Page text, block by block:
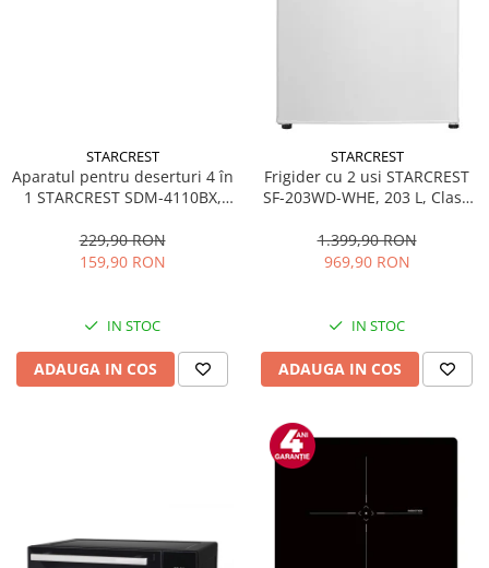
STARCREST
Aparatul pentru deserturi 4 în
1 STARCREST SDM-4110BX,
invelis ceramic pentru vafe,
nuci, gogosi si smile
229,90 RON
159,90 RON
IN STOC
ADAUGA IN COS
STARCREST
Frigider cu 2 usi STARCREST
SF-203WD-WHE, 203 L, Clasa
Termostat Ajustabil, Usi
reversibile, H 145 cm, Alb
1.399,90 RON
969,90 RON
IN STOC
ADAUGA IN COS